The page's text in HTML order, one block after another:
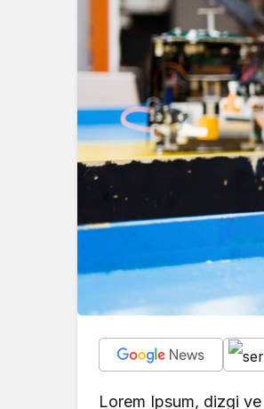
Lorem Ipsum, dizgi ve